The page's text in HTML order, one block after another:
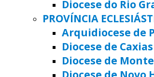
Diocese do Rio
PROVÍNCIA
Arquidiocese de
Diocese de
Diocese de